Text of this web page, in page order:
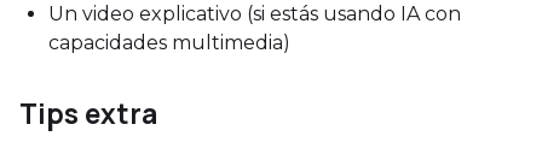
Un video explicativo (si estás usando IA con
capacidades multimedia)
Tips extra